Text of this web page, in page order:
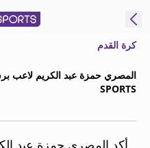
كرة القدم
SPORTS
أكد المصري حمزة عبد